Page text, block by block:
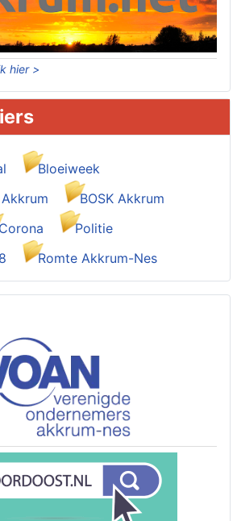
hier >
Bloeiweek
BOSK Akkrum
Politie
Romte Akkrum-Nes